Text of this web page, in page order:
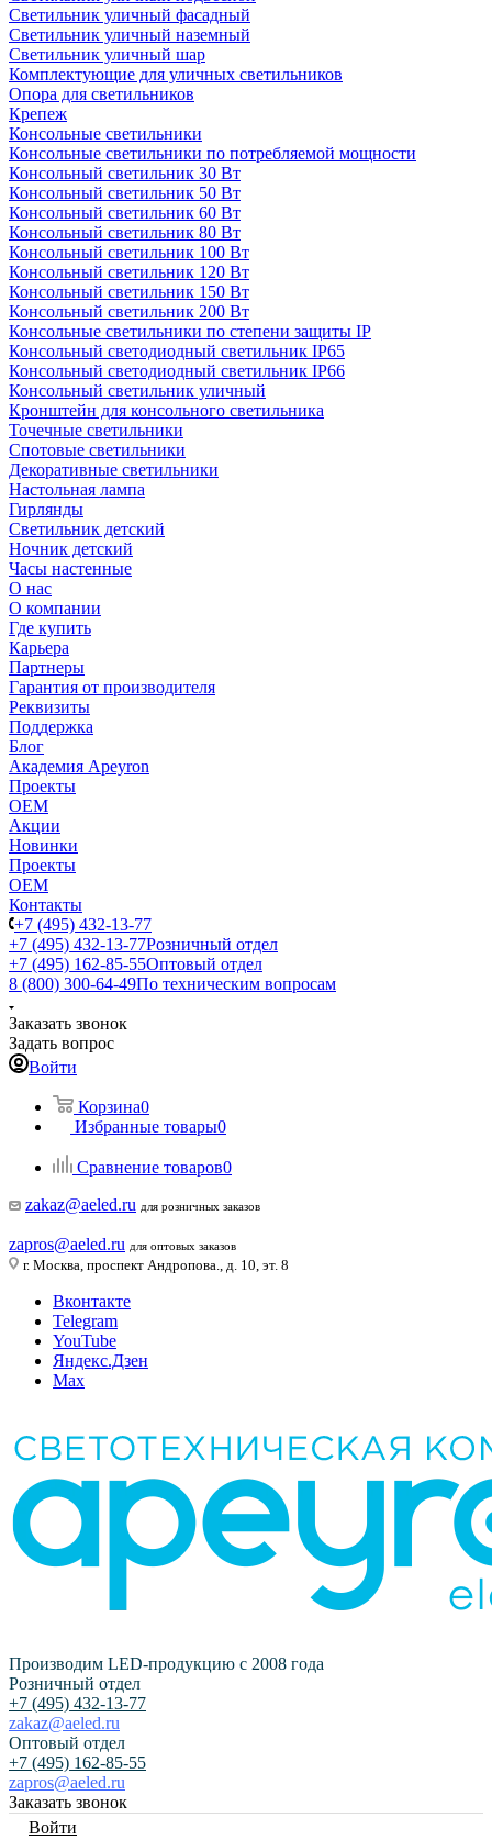
Светильник уличный фасадный
Светильник уличный наземный
Cветильник уличный шар
Комплектующие для уличных светильников
Опора для светильников
Крепеж
Консольные светильники
Консольные светильники по потребляемой мощности
Консольный светильник 30 Вт
Консольный светильник 50 Вт
Консольный светильник 60 Вт
Консольный светильник 80 Вт
Консольный светильник 100 Вт
Консольный светильник 120 Вт
Консольный светильник 150 Вт
Консольный светильник 200 Вт
Консольные светильники по степени защиты IP
Консольный светодиодный светильник IP65
Консольный светодиодный светильник IP66
Консольный светильник уличный
Кронштейн для консольного светильника
Точечные светильники
Спотовые светильники
Декоративные светильники
Настольная лампа
Гирлянды
Светильник детский
Ночник детский
Часы настенные
О нас
О компании
Где купить
Карьера
Партнеры
Гарантия от производителя
Реквизиты
Поддержка
Блог
Академия Apeyron
Проекты
ОЕМ
Акции
Новинки
Проекты
ОЕМ
Контакты
+7 (495) 432-13-77
+7 (495) 432-13-77Розничный отдел
+7 (495) 162-85-55Оптовый отдел
8 (800) 300-64-49По техническим вопросам
Заказать звонок
Задать вопрос
Войти
Корзина0
Избранные товары0
Сравнение товаров0
zakaz@aeled.ru для розничных заказов
zapros@aeled.ru для оптовых заказов
г. Москва, проспект Андропова., д. 10, эт. 8
Вконтакте
Telegram
YouTube
Яндекс.Дзен
Max
Производим LED-продукцию с 2008 года
Розничный отдел
+7 (495) 432-13-77
zakaz@aeled.ru
Оптовый отдел
+7 (495) 162-85-55
zapros@aeled.ru
Заказать звонок
Войти